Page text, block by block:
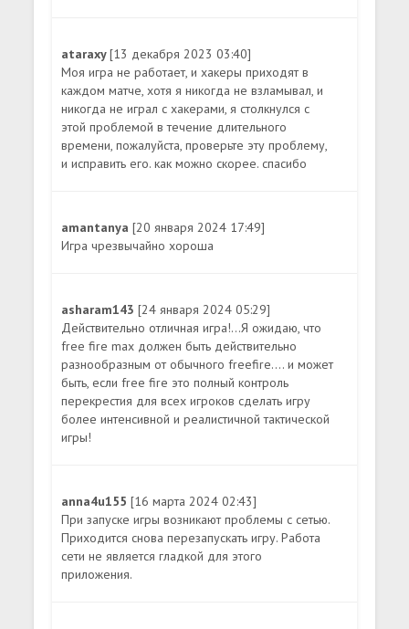
ataraxy[13 декабря 2023 03:40]
Моя игра не работает, и хакеры приходят в
каждом матче, хотя я никогда не взламывал, и
никогда не играл с хакерами, я столкнулся с
этой проблемой в течение длительного
времени, пожалуйста, проверьте эту проблему,
и исправить его. как можно скорее. спасибо
amantanya[20 января 2024 17:49]
Игра чрезвычайно хороша
asharam143[24 января 2024 05:29]
Действительно отличная игра!...Я ожидаю, что
free fire max должен быть действительно
разнообразным от обычного freefire.... и может
быть, если free fire это полный контроль
перекрестия для всех игроков сделать игру
более интенсивной и реалистичной тактической
игры!
anna4u155[16 марта 2024 02:43]
При запуске игры возникают проблемы с сетью.
Приходится снова перезапускать игру. Работа
сети не является гладкой для этого
приложения.